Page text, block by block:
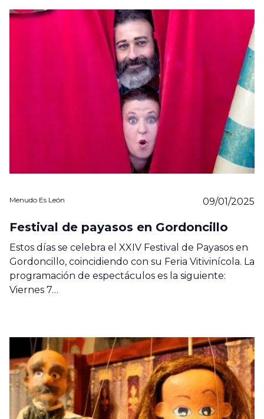
Menudo Es León 09/01/2025
Festival de payasos en Gordoncillo
Estos días se celebra el XXIV Festival de Payasos en
Gordoncillo, coincidiendo con su Feria Vitivinícola. La
programación de espectáculos es la siguiente:
Viernes 7…